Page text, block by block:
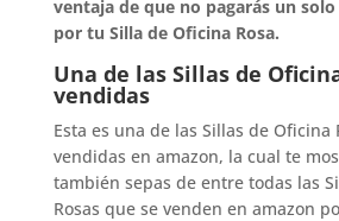
ventaja de que no pagarás un
por tu Silla de Oficina Rosa.
Una de las Sillas de
vendidas
Esta es una de las Sillas de Oficina
vendidas en amazon, la cual te
también sepas de entre todas las
Rosas que se venden en amazon